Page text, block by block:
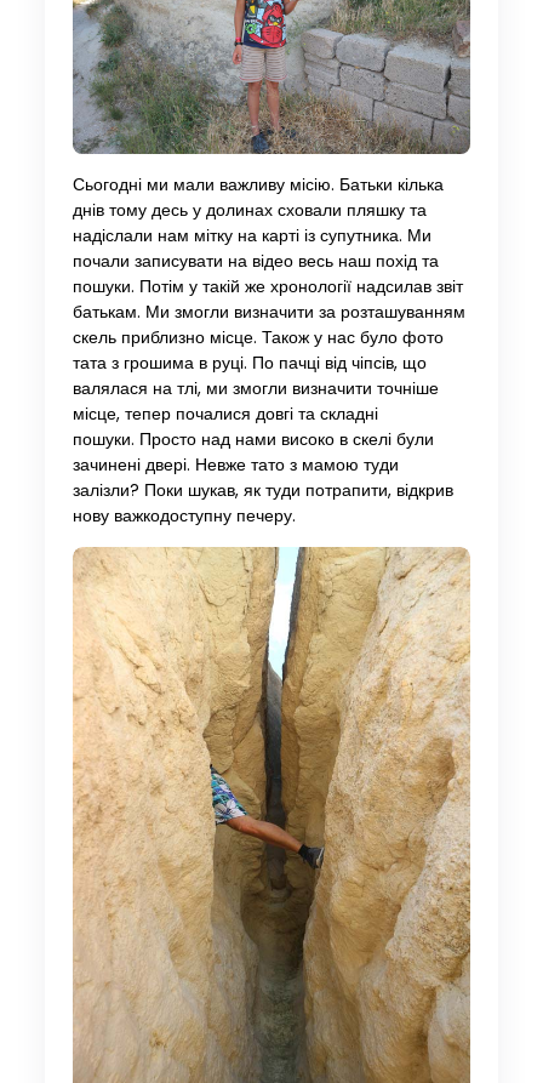
Сьогодні ми мали важливу місію. Батьки кілька
днів тому десь у долинах сховали пляшку та
надіслали нам мітку на карті із супутника. Ми
почали записувати на відео весь наш похід та
пошуки. Потім у такій же хронології надсилав звіт
батькам. Ми змогли визначити за розташуванням
скель приблизно місце. Також у нас було фото
тата з грошима в руці. По пачці від чіпсів, що
валялася на тлі, ми змогли визначити точніше
місце, тепер почалися довгі та складні
пошуки. Просто над нами високо в скелі були
зачинені двері. Невже тато з мамою туди
залізли? Поки шукав, як туди потрапити, відкрив
нову важкодоступну печеру.